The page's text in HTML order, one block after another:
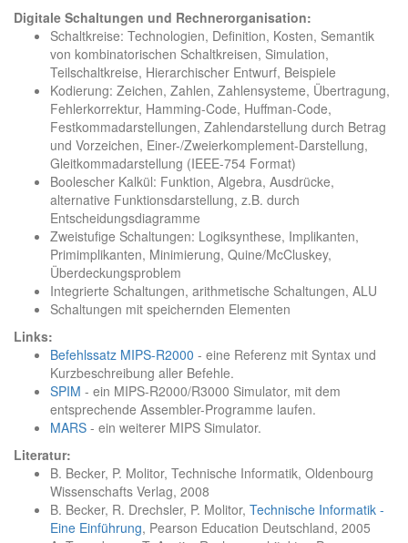
Digitale Schaltungen und Rechnerorganisation:
Schaltkreise: Technologien, Definition, Kosten, Semantik
von kombinatorischen Schaltkreisen, Simulation,
Teilschaltkreise, Hierarchischer Entwurf, Beispiele
Kodierung: Zeichen, Zahlen, Zahlensysteme, Übertragung,
Fehlerkorrektur, Hamming-Code, Huffman-Code,
Festkommadarstellungen, Zahlendarstellung durch Betrag
und Vorzeichen, Einer-/Zweierkomplement-Darstellung,
Gleitkommadarstellung (IEEE-754 Format)
Boolescher Kalkül: Funktion, Algebra, Ausdrücke,
alternative Funktionsdarstellung, z.B. durch
Entscheidungsdiagramme
Zweistufige Schaltungen: Logiksynthese, Implikanten,
Primimplikanten, Minimierung, Quine/McCluskey,
Überdeckungsproblem
Integrierte Schaltungen, arithmetische Schaltungen, ALU
Schaltungen mit speichernden Elementen
Links:
Befehlssatz MIPS-R2000 - eine Referenz mit Syntax und
Kurzbeschreibung aller Befehle.
SPIM - ein MIPS-R2000/R3000 Simulator, mit dem
entsprechende Assembler-Programme laufen.
MARS - ein weiterer MIPS Simulator.
Literatur:
B. Becker, P. Molitor, Technische Informatik, Oldenbourg
Wissenschafts Verlag, 2008
B. Becker, R. Drechsler, P. Molitor, Technische Informatik -
Eine Einführung, Pearson Education Deutschland, 2005